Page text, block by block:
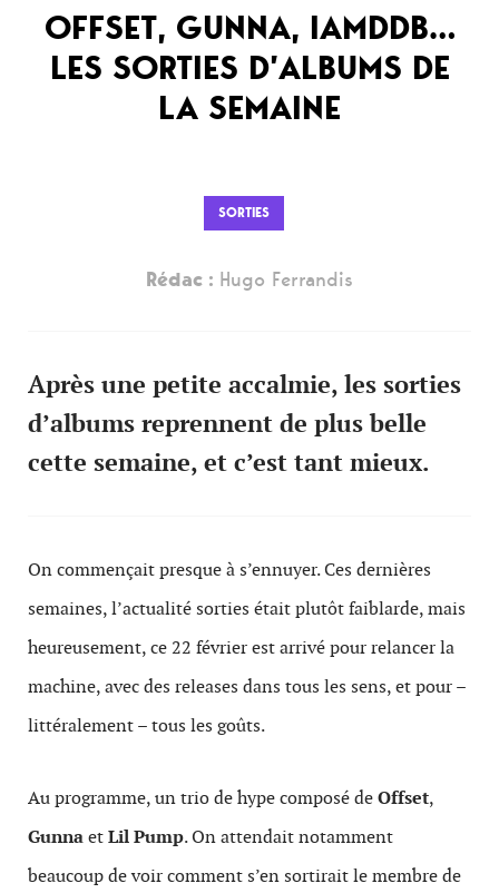
Sorties
Newsletter
OFFSET, GUNNA, IAMDDB…
LES SORTIES D’ALBUMS DE
LA SEMAINE
SORTIES
Rédac : Hugo Ferrandis
Après une petite accalmie, les sorties
d’albums reprennent de plus belle
cette semaine, et c’est tant mieux.
On commençait presque à s’ennuyer. Ces dernières
semaines, l’actualité sorties était plutôt faiblarde, mais
heureusement, ce 22 février est arrivé pour relancer la
machine, avec des releases dans tous les sens, et pour –
littéralement – tous les goûts.
Au programme, un trio de hype composé deOffset,
GunnaetLil Pump. On attendait notamment
beaucoup de voir comment s’en sortirait le membre de